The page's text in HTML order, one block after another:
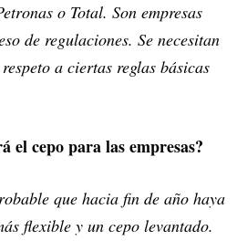
o Total. Son empresas
de regulaciones. Se necesitan
a ciertas reglas básicas
el cepo para las empresas?
que hacia fin de año haya
flexible y un cepo levantado.